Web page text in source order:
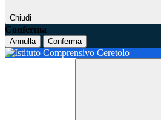
Chiudi
Conferma
Annulla Conferma